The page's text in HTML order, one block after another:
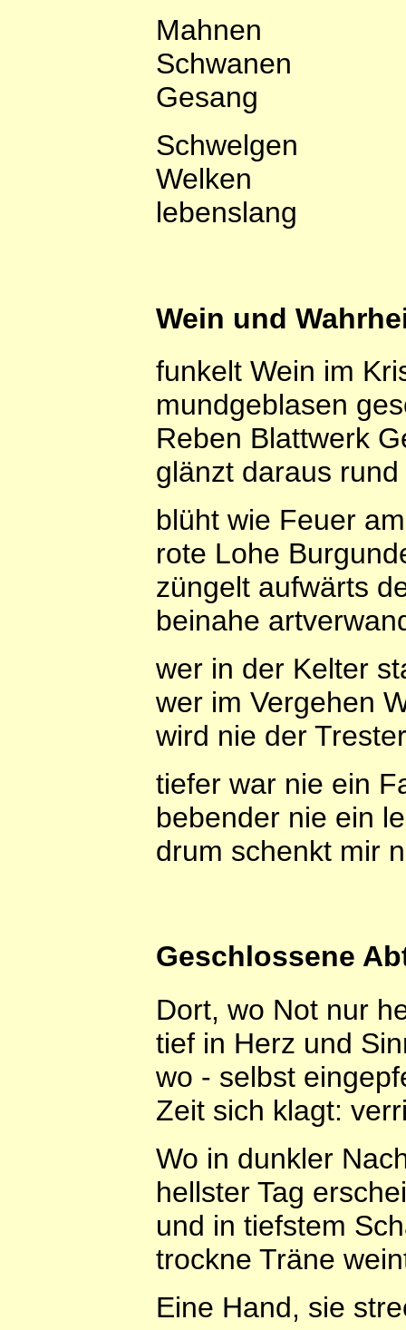
Mahnen
Schwanen
Gesang
Schwelgen
Welken
lebenslang
Wein und
funkelt Wein im
mundgeblasen
Reben Blattwerk
glänzt daraus
blüht wie Feuer
rote Lohe
züngelt aufwärts
beinahe
wer in der Kelter
wer im Vergehen
wird nie der
tiefer war nie ein
bebender nie ein
drum schenkt mir
Geschlossene
Dort, wo Not nur
tief in Herz und
wo - selbst
Zeit sich klagt:
Wo in dunkler
hellster Tag
und in tiefstem
trockne Träne
Eine Hand, sie